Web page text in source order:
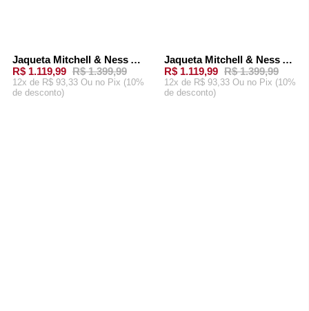
-20%
Jaqueta Mitchell & Ness Arched Retro Lined Windbreaker Boston Celtics Branca
R$ 1.119,99 R$ 1.399,99
12x de R$ 93,33 Ou no Pix (10%
de desconto)
-20%
Jaqueta Mitchell & Ness Arched Retro Lined Windbreaker Chicago Bulls Branca
R$ 1.119,99 R$ 1.399,99
12x de R$ 93,33 Ou no Pix (10%
de desconto)